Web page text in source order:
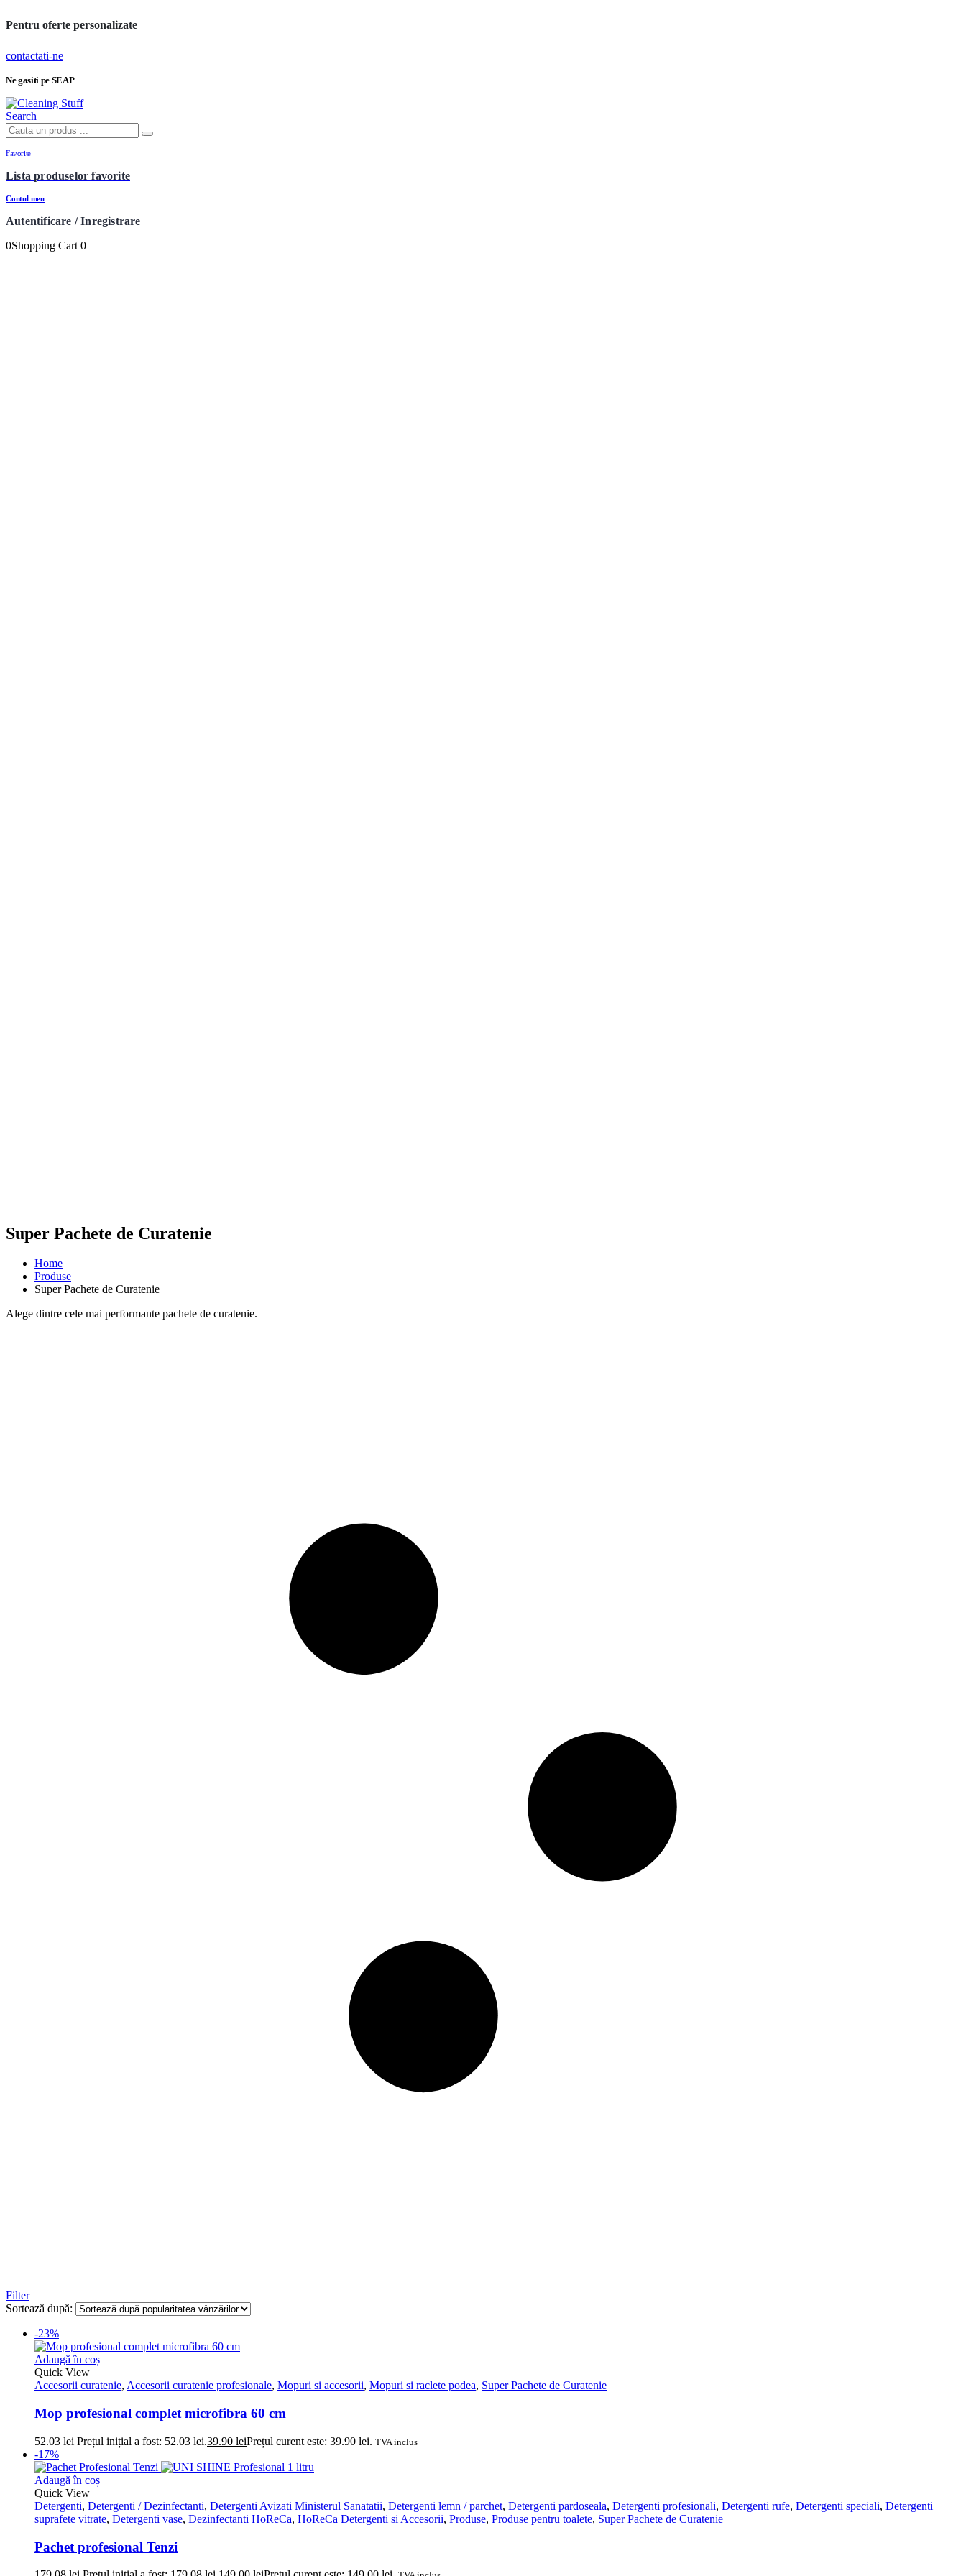
Pentru oferte personalizate
contactati-ne
Ne gasiti pe SEAP
Search
Favorite
Lista produselor favorite
Contul meu
Autentificare / Inregistrare
0Shopping Cart 0
Super Pachete de Curatenie
Home
Produse
Super Pachete de Curatenie
Alege dintre cele mai performante pachete de curatenie.
Filter
Sortează după:
-23%
Adaugă în coș
Quick View
Accesorii curatenie, Accesorii curatenie profesionale, Mopuri si accesorii, Mopuri si raclete podea, Super Pachete de Curatenie
Mop profesional complet microfibra 60 cm
52.03lei Prețul inițial a fost: 52.03 lei.39.90 leiPrețul curent este: 39.90 lei. TVA inclus
-17%
Adaugă în coș
Quick View
Detergenti, Detergenti / Dezinfectanti, Detergenti Avizati Ministerul Sanatatii, Detergenti lemn / parchet, Detergenti pardoseala, Detergenti profesionali, Detergenti rufe, Detergenti speciali, Detergenti
suprafete vitrate, Detergenti vase, Dezinfectanti HoReCa, HoReCa Detergenti si Accesorii, Produse, Produse pentru toalete, Super Pachete de Curatenie
Pachet profesional Tenzi